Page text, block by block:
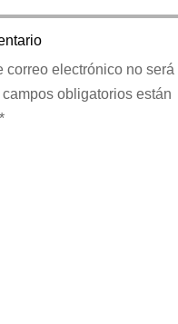
correo electrónico no será
campos obligatorios están
*